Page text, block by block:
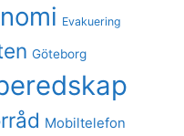
Evakuering
Göteborg
Mobiltelefon